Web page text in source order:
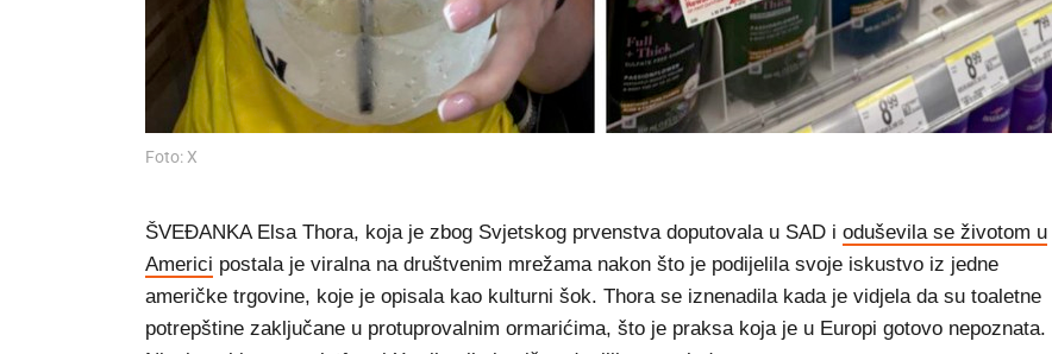
Foto: X
ŠVEĐANKA Elsa Thora, koja je zbog Svjetskog prvenstva doputovala u SAD i oduševila se životom u
Americi postala je viralna na društvenim mrežama nakon što je podijelila svoje iskustvo iz jedne
američke trgovine, koje je opisala kao kulturni šok. Thora se iznenadila kada je vidjela da su toaletne
potrepštine zaključane u protuprovalnim ormarićima, što je praksa koja je u Europi gotovo nepoznata.